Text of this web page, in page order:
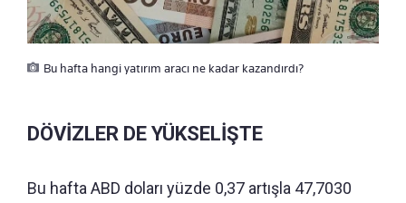
Bu hafta hangi yatırım aracı ne kadar kazandırdı?
DÖVİZLER DE YÜKSELİŞTE
Bu hafta ABD doları yüzde 0,37 artışla 47,7030